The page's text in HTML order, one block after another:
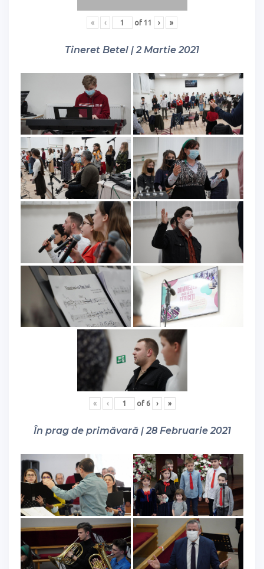
« ‹ of 11 › »
Tineret Betel | 2 Martie 2021
« ‹ of 6 › »
În prag de primăvară | 28 Februarie 2021